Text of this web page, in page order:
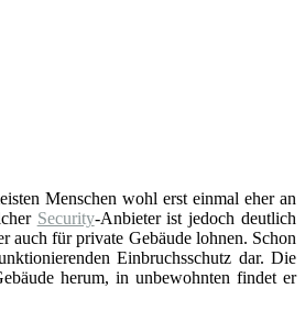
Menschen wohl erst einmal eher an
Security-Anbieter ist jedoch deutlich
auch für private Gebäude lohnen. Schon
Einbruchsschutz dar. Die
herum, in unbewohnten findet er